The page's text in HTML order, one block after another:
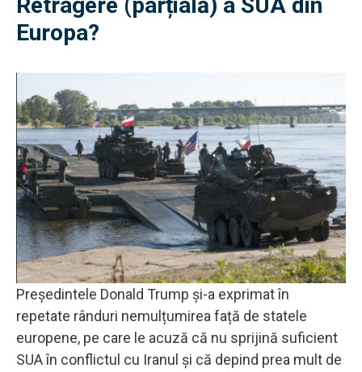
Europa?
Președintele Donald Trump și-a exprimat în
repetate rânduri nemulțumirea față de statele
europene, pe care le acuză că nu sprijină suficient
SUA în conflictul cu Iranul și că depind prea mult de